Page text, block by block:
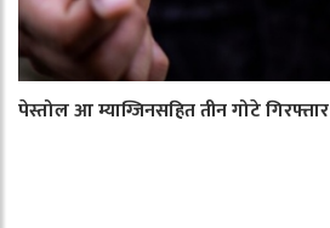
पेस्तोल आ म्याग्जिनसहित तीन गोटे गिरफ्तार